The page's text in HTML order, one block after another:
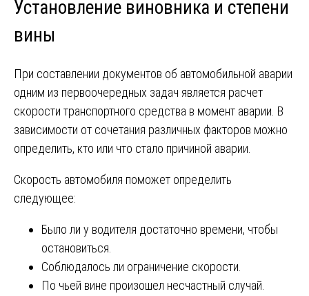
Установление виновника и степени
вины
При составлении документов об автомобильной аварии
одним из первоочередных задач является расчет
скорости транспортного средства в момент аварии. В
зависимости от сочетания различных факторов можно
определить, кто или что стало причиной аварии.
Скорость автомобиля поможет определить
следующее:
Было ли у водителя достаточно времени, чтобы
остановиться.
Соблюдалось ли ограничение скорости.
По чьей вине произошел несчастный случай.